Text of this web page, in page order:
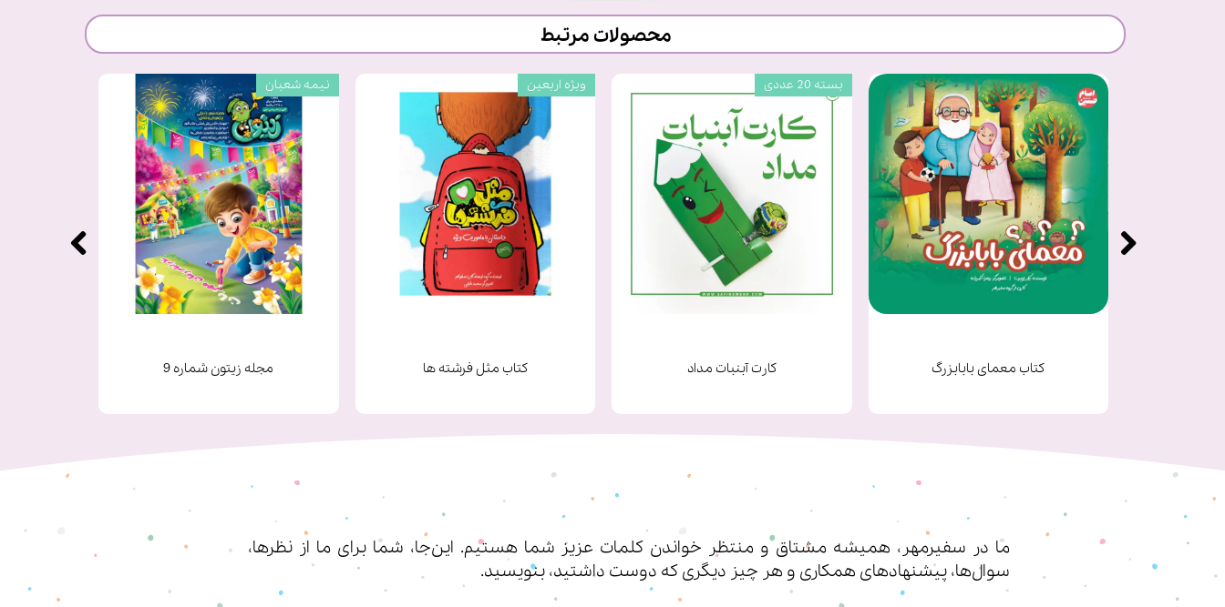
محصولات مرتبط
مجله زیتون شماره 9
نیمه شعبان
کتاب مثل فرشته ها
ویژه اربعین
کارت آبنبات مداد
بسته 20 عددی
کتاب معمای بابابزرگ
ما در سفیرمهر، همیشه مشتاق و منتظر خواندن کلمات عزیز شما هستیم. این‌جا، شما برای ما از نظرها،
سوال‌ها، پیشنهادهای همکاری‌ و هر چیز دیگری که دوست داشتید، بنویسید.